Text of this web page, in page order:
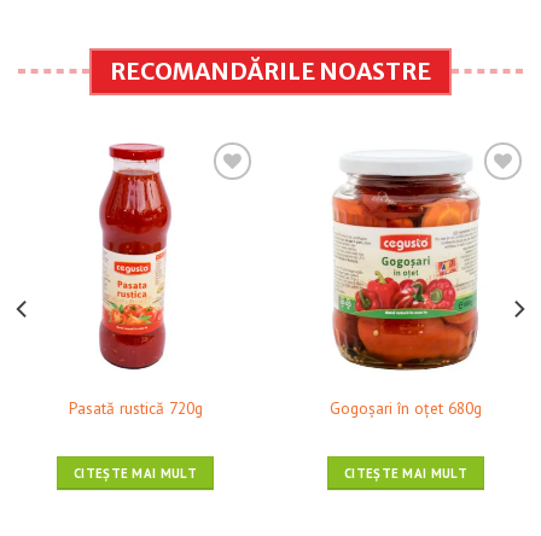
RECOMANDĂRILE NOASTRE
❤ Pune în Wishlist
Pasată rustică 720g
CITEȘTE MAI MULT
❤ Pune în Wishlist
Gogoșari în oțet 680g
CITEȘTE MAI MULT